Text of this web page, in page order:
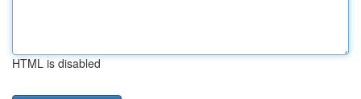
HTML is disabled